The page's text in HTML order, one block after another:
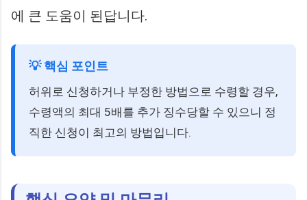
에 큰 도움이 된답니다.
💡 핵심 포인트
허위로 신청하거나 부정한 방법으로 수령할 경우,
수령액의 최대 5배를 추가 징수당할 수 있으니 정
직한 신청이 최고의 방법입니다.